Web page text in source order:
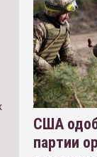
США
партии